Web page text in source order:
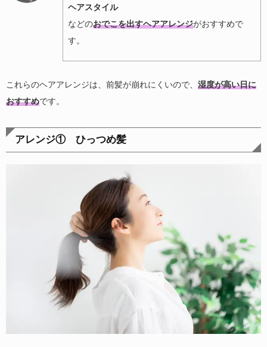
ヘアスタイル
などのおでこを出すヘアアレンジがおすすめで
す。
これらのヘアアレンジは、前髪が崩れにくいので、 湿度が高い日に
おすすめです。
アレンジ① ひっつめ髪